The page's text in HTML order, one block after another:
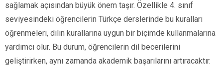
sağlamak açısından büyük önem taşır. Özellikle 4. sınıf
seviyesindeki öğrencilerin Türkçe derslerinde bu kuralları
öğrenmeleri, dilin kurallarına uygun bir biçimde kullanmalarına
yardımcı olur. Bu durum, öğrencilerin dil becerilerini
geliştirirken, aynı zamanda akademik başarılarını artıracaktır.